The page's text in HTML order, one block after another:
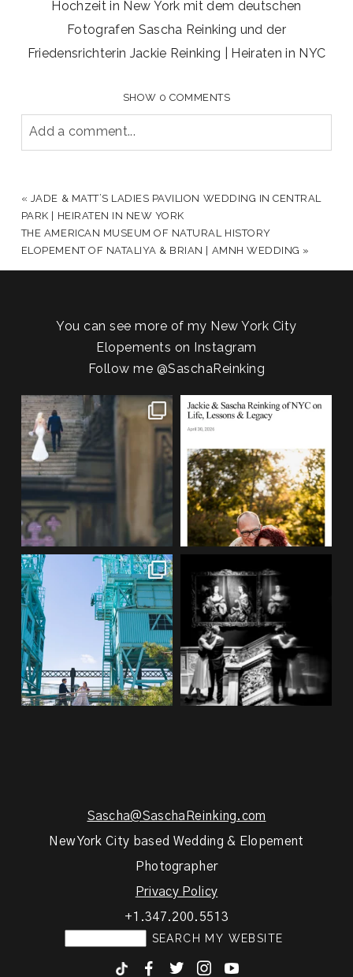
Hochzeit in New York mit dem deutschen
Fotografen Sascha Reinking und der
Friedensrichterin Jackie Reinking | Heiraten in NYC
SHOW 0 COMMENTS
Add a comment...
« JADE & MATT’S LADIES PAVILION WEDDING IN CENTRAL
PARK | HEIRATEN IN NEW YORK
THE AMERICAN MUSEUM OF NATURAL HISTORY
ELOPEMENT OF NATALIYA & BRIAN | AMNH WEDDING »
You can see more of my New York City
Elopements on Instagram
Follow me @SaschaReinking
One of my favorite things about
photographing NYC...
83
We are so honored to be featured
in Bold Journey
If you’re planning an NYC
elopement, who says you...
48 1
Meryl and John had the ultimate
full-circle...
21 0
Sascha@SaschaReinking.com
New York City based Wedding & Elopement
Photographer
Privacy Policy
+1.347.200.5513
F T I y